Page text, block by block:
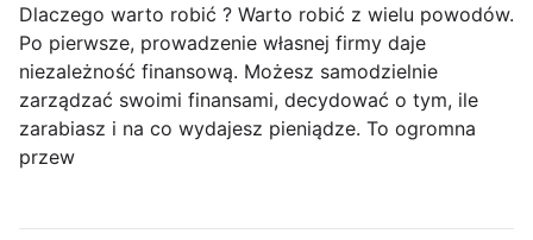
Dlaczego warto robić ? Warto robić z wielu powodów.
Po pierwsze, prowadzenie własnej firmy daje
niezależność finansową. Możesz samodzielnie
zarządzać swoimi finansami, decydować o tym, ile
zarabiasz i na co wydajesz pieniądze. To ogromna
przew